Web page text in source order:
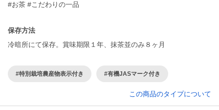
#お茶 #こだわりの一品
保存方法
冷暗所にて保存。賞味期限１年、抹茶並のみ８ヶ月
#特別栽培農産物表示付き #有機JASマーク付き
この商品のタイプについて